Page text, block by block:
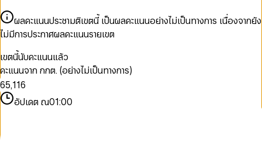
ผลคะแนนประชามติเขตนี้ เป็นผลคะแนนอย่างไม่เป็นทางการ เนื่องจากยัง
ไม่มีการประกาศผลคะแนนรายเขต
เขตนี้นับคะแนนแล้ว
คะแนนจาก กกต. (อย่างไม่เป็นทางการ)
0
1
2
3
4
5
6
7
8
0
1
2
3
4
5
6
7
,
0
1
2
3
0
1
2
3
0
1
2
3
4
5
6
7
8
อัปเดต ณ01:00